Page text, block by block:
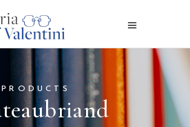
PRODUCTS